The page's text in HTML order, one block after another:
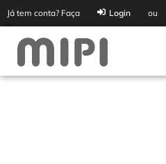
Já tem conta? Faça Login ou